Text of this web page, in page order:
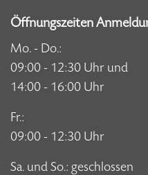
Öffnungszeiten
Mo. - Do.:
09:00 - 12:30 Uhr und
14:00 - 16:00 Uhr
Fr.:
09:00 - 12:30 Uhr
Sa. und So.: geschlossen